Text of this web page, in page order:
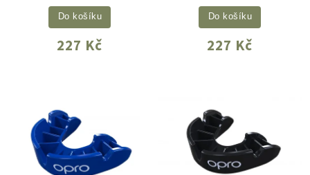
227 Kč
Do košíku
227 Kč
Do košíku